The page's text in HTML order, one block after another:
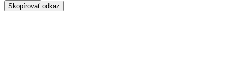
Skopírovať odkaz